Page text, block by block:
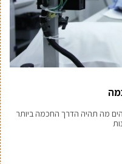
מה תהיה הדרך החכמה ביותר